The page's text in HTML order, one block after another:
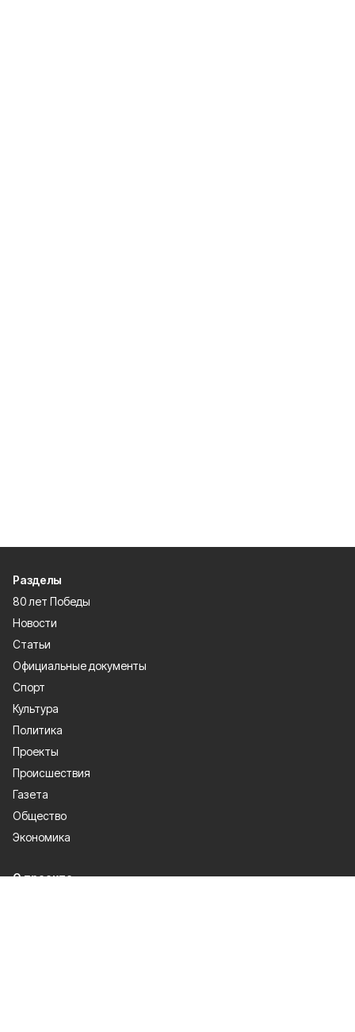
Разделы
80 лет Победы
Новости
Статьи
Официальные документы
Спорт
Культура
Политика
Проекты
Происшествия
Газета
Общество
Экономика
О проекте